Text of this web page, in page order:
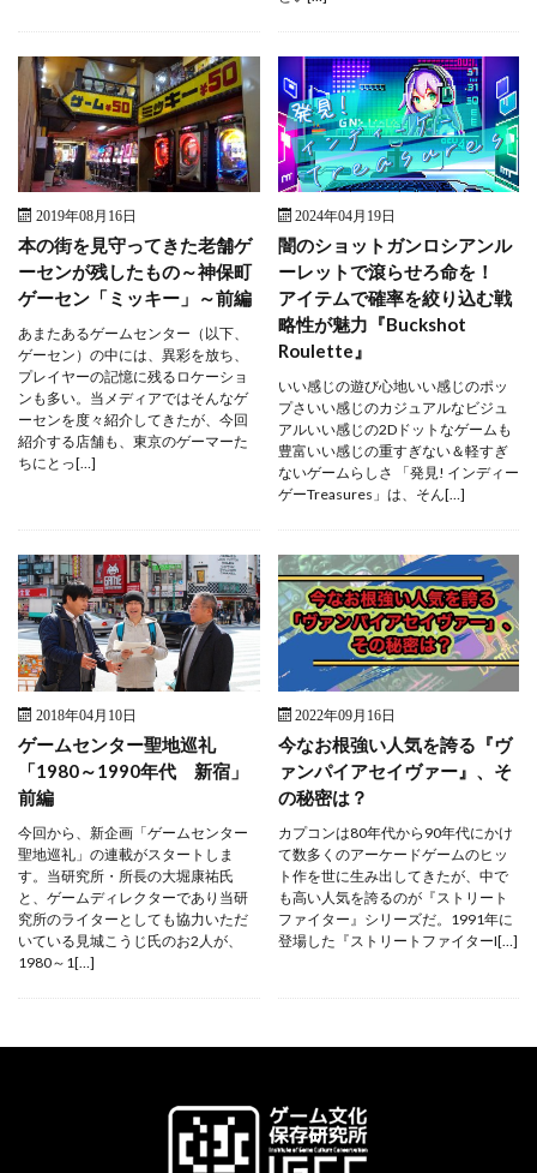
2019年08月16日
本の街を見守ってきた老舗ゲ
ーセンが残したもの～神保町
ゲーセン「ミッキー」～前編
あまたあるゲームセンター（以下、
ゲーセン）の中には、異彩を放ち、
プレイヤーの記憶に残るロケーショ
ンも多い。当メディアではそんなゲ
ーセンを度々紹介してきたが、今回
紹介する店舗も、東京のゲーマーた
ちにとっ[…]
2024年04月19日
闇のショットガンロシアンル
ーレットで滾らせろ命を！
アイテムで確率を絞り込む戦
略性が魅力『Buckshot
Roulette』
いい感じの遊び心地いい感じのポッ
プさいい感じのカジュアルなビジュ
アルいい感じの2Dドットなゲームも
豊富いい感じの重すぎない＆軽すぎ
ないゲームらしさ 「発見! インディー
ゲーTreasures」は、そん[…]
2018年04月10日
ゲームセンター聖地巡礼
「1980～1990年代 新宿」
前編
今回から、新企画「ゲームセンター
聖地巡礼」の連載がスタートしま
す。当研究所・所長の大堀康祐氏
と、ゲームディレクターであり当研
究所のライターとしても協力いただ
いている見城こうじ氏のお2人が、
1980～1[…]
2022年09月16日
今なお根強い人気を誇る『ヴ
ァンパイアセイヴァー』、そ
の秘密は？
カプコンは80年代から90年代にかけ
て数多くのアーケードゲームのヒッ
ト作を世に生み出してきたが、中で
も高い人気を誇るのが『ストリート
ファイター』シリーズだ。1991年に
登場した『ストリートファイターI[…]